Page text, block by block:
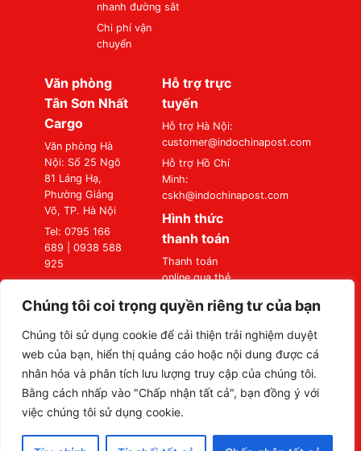
Chúng tôi coi trọng quyền riêng tư của bạn
Chúng tôi sử dụng cookie để cải thiện trải nghiệm duyệt
web của bạn, hiển thị quảng cáo hoặc nội dung được cá
nhân hóa và phân tích lưu lượng truy cập của chúng tôi.
Bằng cách nhấp vào "Chấp nhận tất cả", bạn đồng ý với
việc chúng tôi sử dụng cookie.
nhanh đường sắt
Chi phí vận
chuyển
Văn phòng
Tân Sơn Nhất
Cargo
Văn phòng Hà
Nội: Số 25 Ngõ
81 Láng Hạ,
Phường Giảng
Võ, TP. Hà Nội
Tel: 0795 166
689 | 0938 588
925
Gòn: Số 87
Đường A4
(K300), Phường
Bảy Hiền, TP. Hồ
Tel: 0795 166
689 | 0938 588
925
Hỗ trợ trực
tuyến
Hỗ trợ Hà Nội:
customer@indochinapost.com
Hỗ trợ Hồ Chí
Minh:
cskh@indochinapost.com
Hình thức
thanh toán
Thanh toán
online qua thẻ
Thanh toán tại
Văn Phòng